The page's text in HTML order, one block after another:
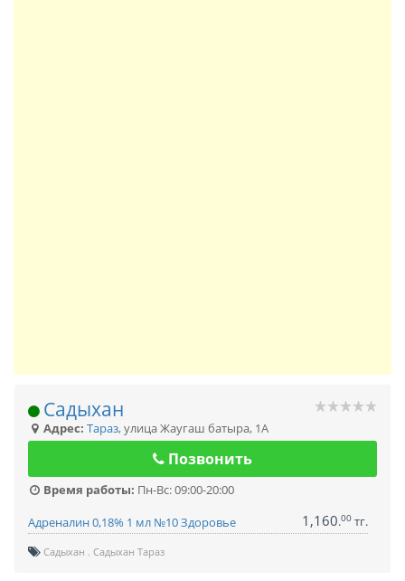
Садыхан
Адрес: Тараз,улица Жаугаш батыра, 1А
Позвонить
Время работы: Пн-Вс: 09:00-20:00
Адреналин 0,18% 1 мл №10 Здоровье
1,160.00 тг.
Садыхан Садыхан Тараз